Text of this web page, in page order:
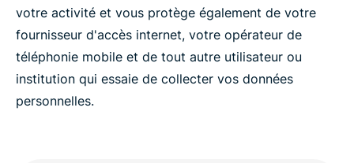
votre activité et vous protège également de votre
fournisseur d'accès internet, votre opérateur de
téléphonie mobile et de tout autre utilisateur ou
institution qui essaie de collecter vos données
personnelles.